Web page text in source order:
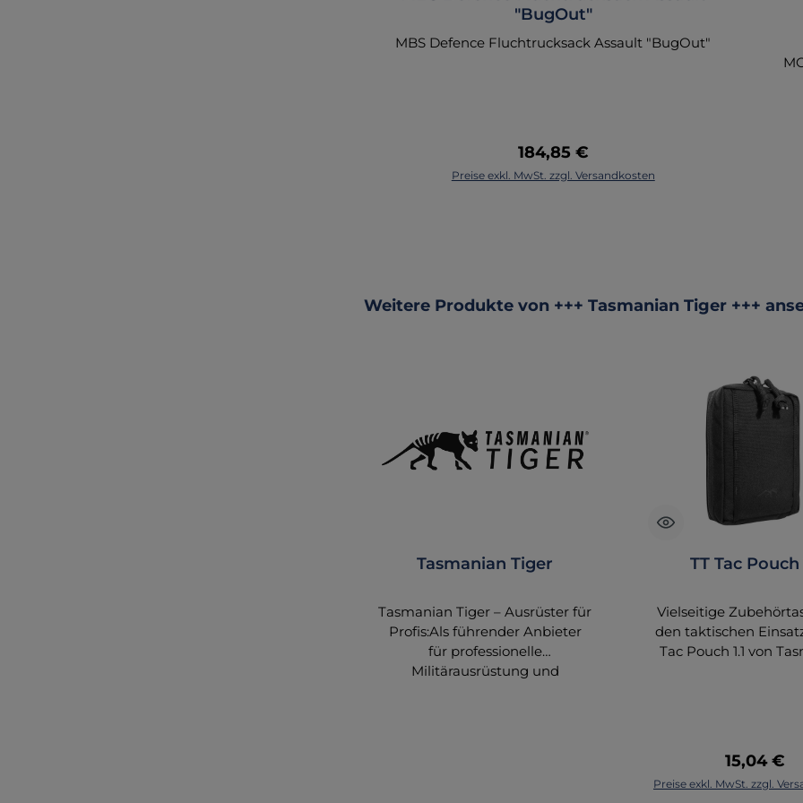
"BugOut"
MBS Defence Fluchtrucksack Assault "BugOut"
Regulärer Preis:
184,85 €
Preise exkl. MwSt. zzgl. Versandkosten
In den Warenkorb
l
Produktgalerie überspringen
Weitere Produkte von +++ Tasmanian Tiger +++
Tasmanian Tiger
Tasmanian Tiger – Ausrüster für
Profis:Als führender Anbieter
für professionelle
Militärausrüstung und
TT Tac Pouch
Vielseitige
den taktischen
Tac Pouch 1.1 von
Anpassungsfähigkeit,
Einsätze
Regulärer
15,04 €
Preise exkl. MwSt. zzgl.